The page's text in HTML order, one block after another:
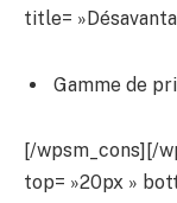
title=
Gamme de
[/wpsm_cons][/
top= »20px »